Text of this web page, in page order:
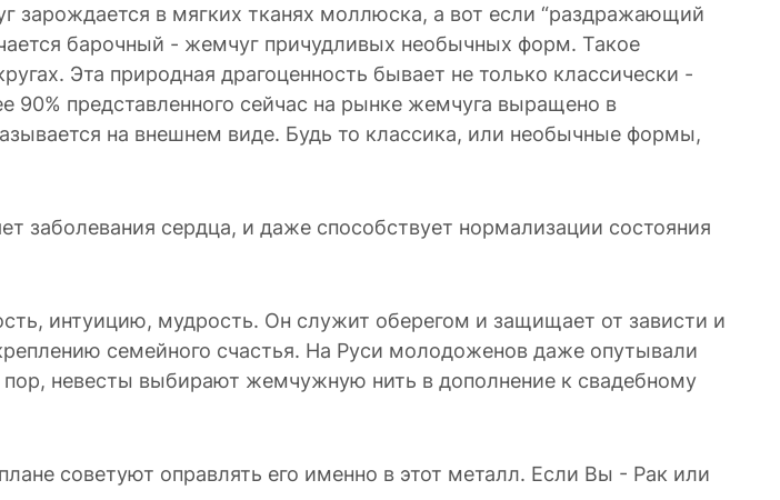
зарождается в мягких тканях моллюска, а вот если “раздражающий
барочный - жемчуг причудливых необычных форм. Такое
Эта природная драгоценность бывает не только классически -
представленного сейчас на рынке жемчуга выращено в
на внешнем виде. Будь то классика, или необычные формы,
заболевания сердца, и даже способствует нормализации состояния
интуицию, мудрость. Он служит оберегом и защищает от зависти и
семейного счастья. На Руси молодоженов даже опутывали
невесты выбирают жемчужную нить в дополнение к свадебному
советуют оправлять его именно в этот металл. Если Вы - Рак или